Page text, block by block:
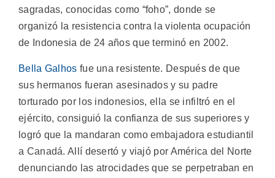
sagradas, conocidas como “foho”, donde se
organizó la resistencia contra la violenta ocupación
de Indonesia de 24 años que terminó en 2002.
Bella Galhos fue una resistente. Después de que
sus hermanos fueran asesinados y su padre
torturado por los indonesios, ella se infiltró en el
ejército, consiguió la confianza de sus superiores y
logró que la mandaran como embajadora estudiantil
a Canadá. Allí desertó y viajó por América del Norte
denunciando las atrocidades que se perpetraban en